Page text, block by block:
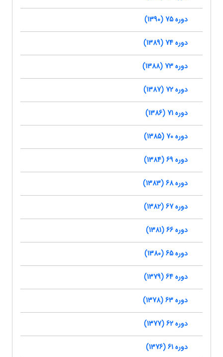
دوره 75 (1390)
دوره 74 (1389)
دوره 73 (1388)
دوره 72 (1387)
دوره 71 (1386)
دوره 70 (1385)
دوره 69 (1384)
دوره 68 (1383)
دوره 67 (1382)
دوره 66 (1381)
دوره 65 (1380)
دوره 64 (1379)
دوره 63 (1378)
دوره 62 (1377)
دوره 61 (1376)